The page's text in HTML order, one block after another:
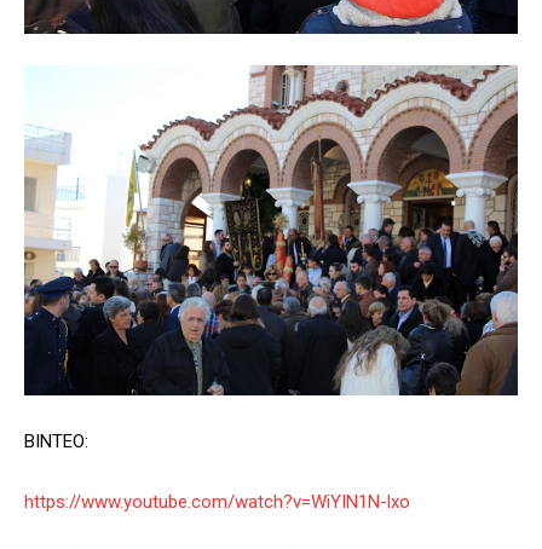
ΒΙΝΤΕΟ:
https://www.youtube.com/watch?v=WiYIN1N-lxo